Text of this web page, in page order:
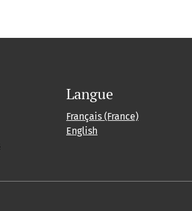
Langue
Français (France)
English